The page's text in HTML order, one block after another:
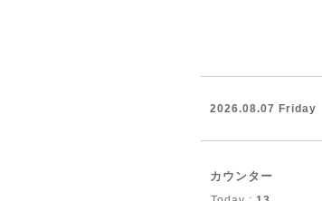
2026.08.07 Friday
カウンター